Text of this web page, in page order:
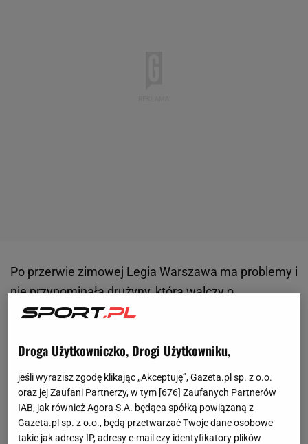
Po przerwie zimowej Legia Warszawa ma problemy i
nie przypominała drużyny, która walczy o
mistrzostwo Polski. W ostatnich czterech meczach
Niepołomice, raz zremisowała z Koroną Kielce i
zanotowała dwie porażki. Nic więc dziwnego, że
obawiano się o wynik w starciu pucharowym z
aktualnym mistrzem Polski i trzecią drużyną tabeli -
Jagiellonią Białystok.
Droga Użytkowniczko, Drogi Użytkowniku,
jeśli wyrazisz zgodę klikając „Akceptuję”, Gazeta.pl sp. z o.o.
oraz jej Zaufani Partnerzy, w tym [676] Zaufanych Partnerów
IAB, jak również Agora S.A. będąca spółką powiązaną z
Gazeta.pl sp. z o.o., będą przetwarzać Twoje dane osobowe
takie jak adresy IP, adresy e-mail czy identyfikatory plików